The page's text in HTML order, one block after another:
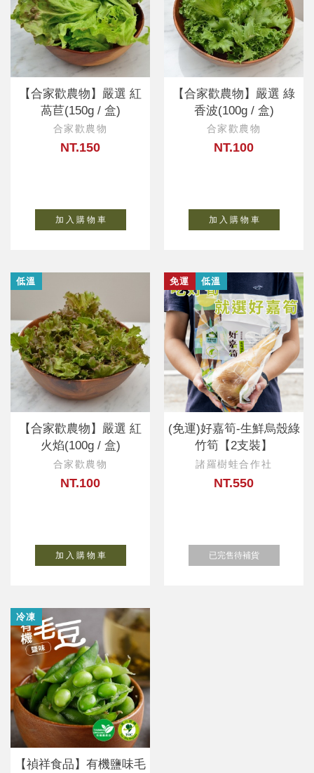
【合家歡農物】嚴選 紅
萵苣(150g / 盒)
合家歡農物
NT.150
加 入 購 物 車
【合家歡農物】嚴選 綠
香波(100g / 盒)
合家歡農物
NT.100
加 入 購 物 車
低溫
【合家歡農物】嚴選 紅
火焰(100g / 盒)
合家歡農物
NT.100
加 入 購 物 車
免運 低溫
(免運)好嘉筍-生鮮烏殼綠
竹筍【2支裝】
諸羅樹蛙合作社
NT.550
已完售待補貨
冷凍
【禎祥食品】有機鹽味毛